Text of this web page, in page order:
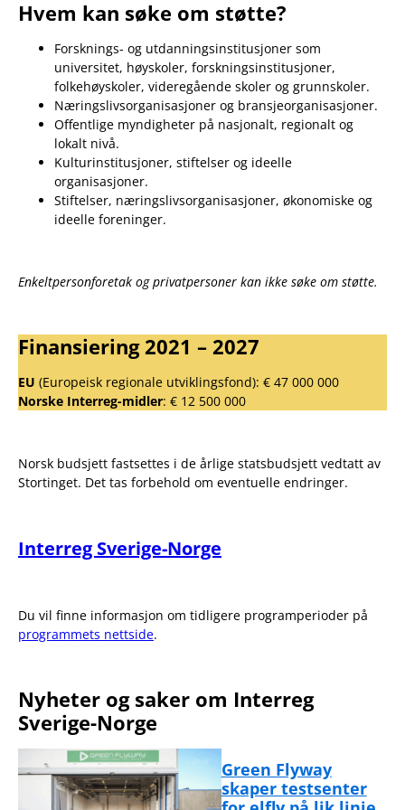
Hvem kan søke om støtte?
Forsknings- og utdanningsinstitusjoner som
universitet, høyskoler, forskningsinstitusjoner,
folkehøyskoler, videregående skoler og grunnskoler.
Næringslivsorganisasjoner og bransjeorganisasjoner.
Offentlige myndigheter på nasjonalt, regionalt og
lokalt nivå.
Kulturinstitusjoner, stiftelser og ideelle
organisasjoner.
Stiftelser, næringslivsorganisasjoner, økonomiske og
ideelle foreninger.
Enkeltpersonforetak og privatpersoner kan ikke søke om støtte.
Finansiering 2021 – 2027
EU (Europeisk regionale utviklingsfond): € 47 000 000
Norske Interreg-midler: € 12 500 000
Norsk budsjett fastsettes i de årlige statsbudsjett vedtatt av
Stortinget. Det tas forbehold om eventuelle endringer.
Interreg Sverige-Norge
Du vil finne informasjon om tidligere programperioder på
programmets nettside.
Nyheter og saker om Interreg
Sverige-Norge
Green Flyway
skaper testsenter